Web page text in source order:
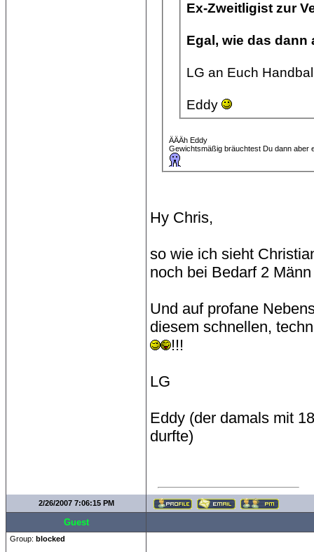
Egal, wie das
LG an Euch
Eddy
ÄÄÄh Eddy
Gewichtsmäßig bräuchtest Du dann aber
Hy Chris,
so wie ich sieht
noch bei Bedarf 2
Und auf profane
diesem schnellen,
!!!
LG
Eddy (der damals mit
durfte)
2/26/2007 7:06:15 PM
Guest
Group: blocked